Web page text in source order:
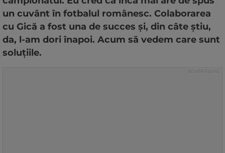
un cuvânt în fotbalul românesc. Colaborarea
cu Gică a fost una de succes și, din câte știu,
da, l-am dori înapoi. Acum să vedem care sunt
soluțiile.